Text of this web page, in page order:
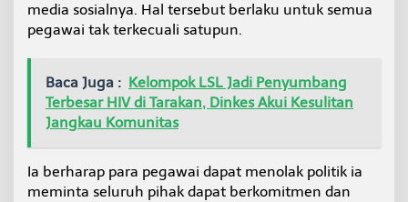
media sosialnya. Hal tersebut berlaku untuk semua
pegawai tak terkecuali satupun.
Baca Juga : Kelompok LSL Jadi Penyumbang
Terbesar HIV di Tarakan, Dinkes Akui Kesulitan
Jangkau Komunitas
Ia berharap para pegawai dapat menolak politik ia
meminta seluruh pihak dapat berkomitmen dan